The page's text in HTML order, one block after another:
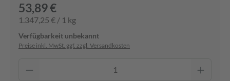
53,89 €
1.347,25 € / 1 kg
Verfügbarkeit unbekannt
Preise inkl. MwSt. ggf. zzgl. Versandkosten